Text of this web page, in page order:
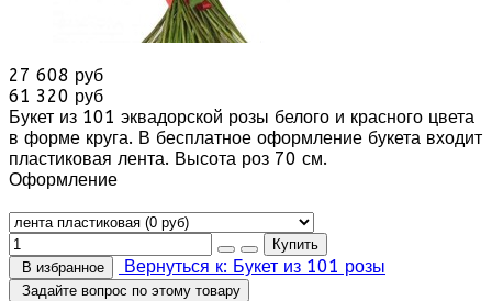
27 608 руб
61 320 руб
Букет из 101 эквадорской розы белого и красного цвета
в форме круга. В бесплатное оформление букета входит
пластиковая лента. Высота роз 70 см.
Оформление
В избранное Вернуться к: Букет из 101 розы
Задайте вопрос по этому товару